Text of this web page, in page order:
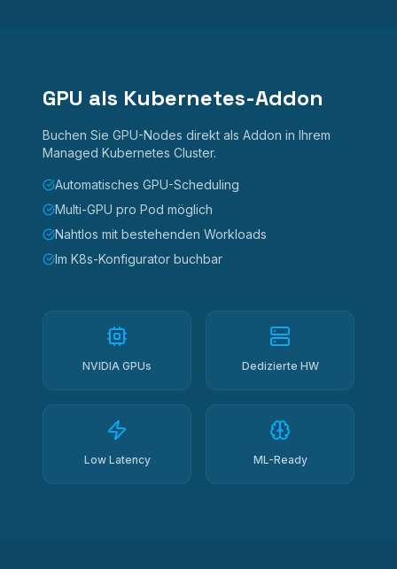
GPU als Kubernetes-Addon
Buchen Sie GPU-Nodes direkt als Addon in Ihrem
Managed Kubernetes Cluster.
Automatisches GPU-Scheduling
Multi-GPU pro Pod möglich
Nahtlos mit bestehenden Workloads
Im K8s-Konfigurator buchbar
NVIDIA GPUs Dedizierte HW
Low Latency ML-Ready